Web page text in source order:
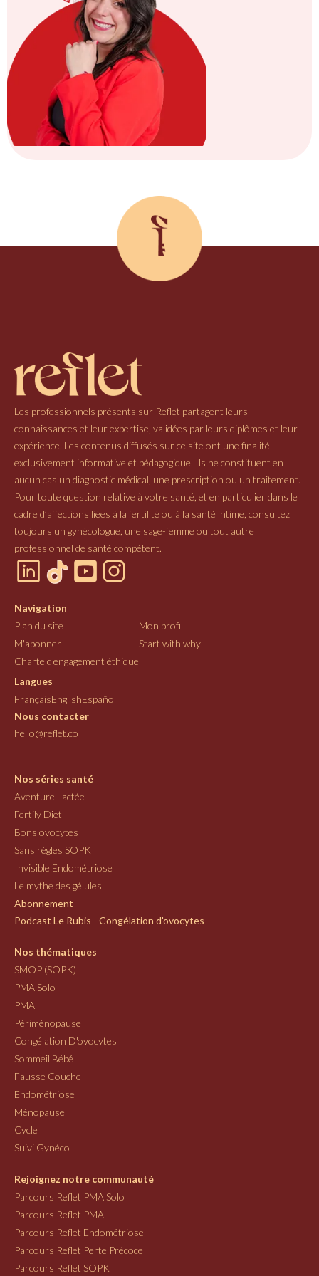
Les professionnels présents sur Reflet partagent leurs
connaissances et leur expertise, validées par leurs diplômes et leur
expérience. Les contenus diffusés sur ce site ont une finalité
exclusivement informative et pédagogique. Ils ne constituent en
aucun cas un diagnostic médical, une prescription ou un traitement.
Pour toute question relative à votre santé, et en particulier dans le
cadre d’affections liées à la fertilité ou à la santé intime, consultez
toujours un gynécologue, une sage-femme ou tout autre
professionnel de santé compétent.
Navigation
Plan du site
Mon profil
M'abonner
Start with why
Charte d'engagement éthique
Langues
FrançaisEnglishEspañol
Nous contacter
hello@reflet.co
Nos séries santé
Aventure Lactée
Fertily Diet'
Bons ovocytes
Sans règles SOPK
Invisible Endométriose
Le mythe des gélules
Abonnement
Podcast Le Rubis - Congélation d'ovocytes
Nos thématiques
SMOP (SOPK)
PMA Solo
PMA
Périménopause
Congélation D'ovocytes
Sommeil Bébé
Fausse Couche
Endométriose
Ménopause
Cycle
Suivi Gynéco
Rejoignez notre communauté
Parcours Reflet PMA Solo
Parcours Reflet PMA
Parcours Reflet Endométriose
Parcours Reflet Perte Précoce
Parcours Reflet SOPK